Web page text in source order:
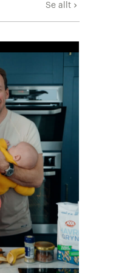
Se allt keyboard_arrow_right